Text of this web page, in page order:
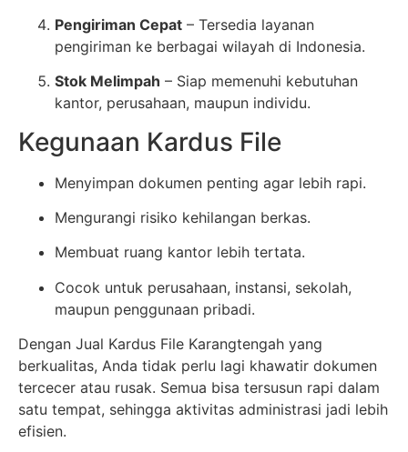
Pengiriman Cepat – Tersedia layanan
pengiriman ke berbagai wilayah di Indonesia.
Stok Melimpah – Siap memenuhi kebutuhan
kantor, perusahaan, maupun individu.
Kegunaan Kardus File
Menyimpan dokumen penting agar lebih rapi.
Mengurangi risiko kehilangan berkas.
Membuat ruang kantor lebih tertata.
Cocok untuk perusahaan, instansi, sekolah,
maupun penggunaan pribadi.
Dengan Jual Kardus File Karangtengah yang
berkualitas, Anda tidak perlu lagi khawatir dokumen
tercecer atau rusak. Semua bisa tersusun rapi dalam
satu tempat, sehingga aktivitas administrasi jadi lebih
efisien.